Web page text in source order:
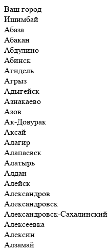
Ваш город
Ишимбай
Абаза
Абакан
Абдулино
Абинск
Агидель
Агрыз
Адыгейск
Азнакаево
Азов
Ак-Довурак
Аксай
Алагир
Алапаевск
Алатырь
Алдан
Алейск
Александров
Александровск
Александровск-Сахалинский
Алексеевка
Алексин
Алзамай